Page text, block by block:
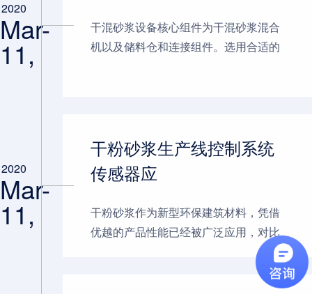
2020
Mar-
11,
干混砂浆设备核心组件为干混砂浆混合
机以及储料仓和连接组件。选用合适的
2020
Mar-
11,
干粉砂浆生产线控制系统
传感器应
干粉砂浆作为新型环保建筑材料，凭借
优越的产品性能已经被广泛应用，对比
原传统材料和施工方法，有太多优点。
干粉砂浆生产线也随着市场的发展，不